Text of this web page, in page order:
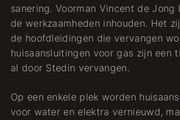
sanering. Voorman Vincent de Jong
de werkzaamheden inhouden. Het
de hoofdleidingen die vervangen
huisaansluitingen voor gas zijn een
al door Stedin vervangen.
Op een enkele plek worden
voor water en elektra vernieuwd,